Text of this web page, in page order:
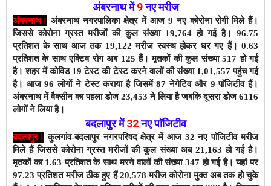
अंबरनाथ में9नए मरीज
अंबरनाथ। अंबरनाथ नगरपालिका क्षेत्र में आज 9 नए कोरोना रोगी मिले हैं।
जिससे कोरोना ग्रस्त मरीजों की कुल संख्या 19,764 हो गई है। 96.75
प्रतिशत के साथ आज तक 19,122 मरीज स्वस्थ होकर घर गए हैं। 0.63
प्रतिशत के साथ एक्टिव रोग अब 125 हैं।मृतकों की कुल संख्या 517 हो गई
है। शहर में कोविड 19 टेस्ट की टेस्ट करने वालों की संख्या 1,01,557 पहुंच गई
है। आज 96 लोगों ने टेस्ट कराया है जिसमें 87 नेगेटिव और 9 पाॅजिटीव हैं।
अंबरनाथ में वैक्सीन का पहला डोज 23,453 ने लिया है जबकि दूसरा डोज 6116
लोगों ने लिया है।
बदलापुर में32नए पाॅजिटीव
बदलापुर। कुलगांव-बदलापुर नगरपरिषद क्षेत्र में आज 32 नए पाॅजिटीव मरीज
मिले हैं जिससे कोरोना ग्रस्त मरीजों की कुल संख्या अब 21,163 हो गई है।
मृतकों का 1.63 प्रतिशत के साथ मरने वालों की संख्या 347 हो गई है। यहां पर
97.23 प्रतिशत मरीज ठीक हुए हैं 20,578 मरीज कोरोना मुक्त अब तक हो चुके